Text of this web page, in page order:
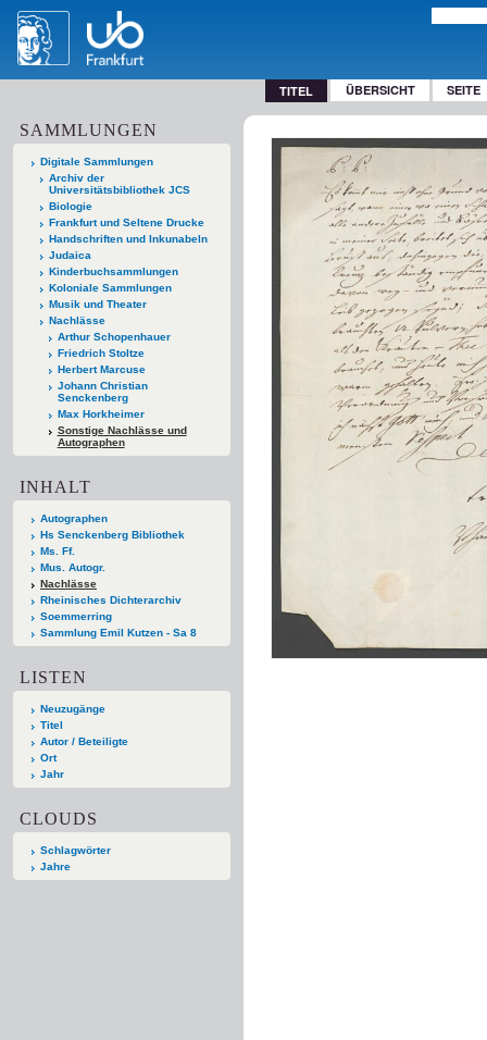
TITEL ÜBERSICHT SEITE
SAMMLUNGEN
Digitale Sammlungen
Archiv der
Universitätsbibliothek JCS
Biologie
Frankfurt und Seltene Drucke
Handschriften und Inkunabeln
Judaica
Kinderbuchsammlungen
Koloniale Sammlungen
Musik und Theater
Nachlässe
Arthur Schopenhauer
Friedrich Stoltze
Herbert Marcuse
Johann Christian
Senckenberg
Max Horkheimer
Sonstige Nachlässe und
Autographen
INHALT
Autographen
Hs Senckenberg Bibliothek
Ms. Ff.
Mus. Autogr.
Nachlässe
Rheinisches Dichterarchiv
Soemmerring
Sammlung Emil Kutzen - Sa 8
LISTEN
Neuzugänge
Titel
Autor / Beteiligte
Ort
Jahr
CLOUDS
Schlagwörter
Jahre